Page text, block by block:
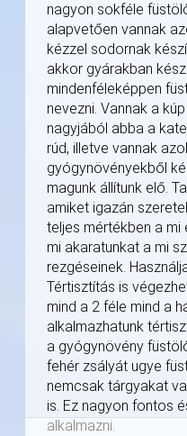
nagyon sokféle
alapvetően vannak
kézzel sodornak
akkor gyárakban
mindenféleképpen
nevezni. Vannak a
nagyjából abba a
rúd, illetve vannak
gyógynövényekből
magunk állítunk elő.
amiket igazán
teljes mértékben a mi
mi akaratunkat a mi
rezgéseinek.
Tértisztítás is
mind a 2 féle mind a
alkalmazhatunk
a gyógynövény
fehér zsályát ugye
nemcsak tárgyakat
is. Ez nagyon fontos
alkalmazni.